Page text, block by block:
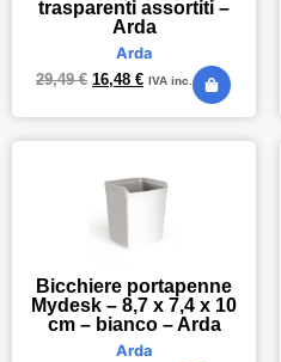
trasparenti assortiti –
Arda
Arda
29,49€ 16,48 € IVA inc.
Bicchiere portapenne
Mydesk – 8,7 x 7,4 x 10
cm – bianco – Arda
Arda